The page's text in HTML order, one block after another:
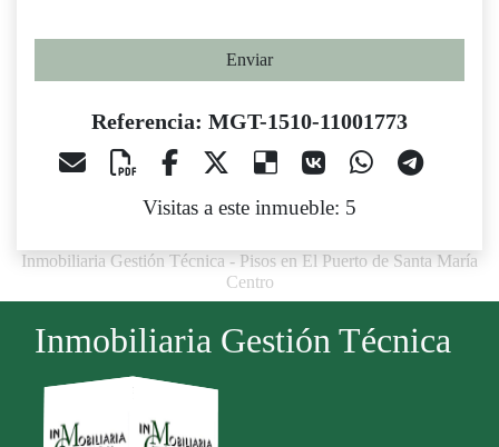
Enviar
Referencia: MGT-1510-11001773
Visitas a este inmueble: 5
Inmobiliaria Gestión Técnica - Pisos en El Puerto de Santa María
Centro
Inmobiliaria Gestión Técnica